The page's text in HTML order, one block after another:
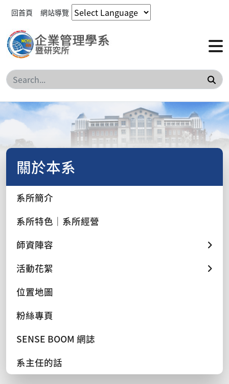
回首頁 網站導覽
搜
關於本系
系所簡介
系所特色｜系所經營
師資陣容
活動花絮
位置地圖
粉絲專頁
SENSE BOOM 網誌
系主任的話